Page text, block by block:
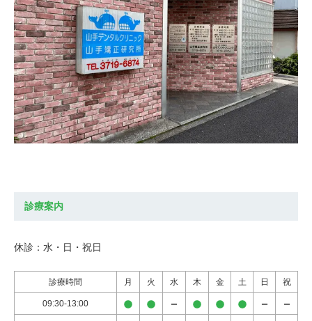
診療案内
診療時間 月 火 水 木 金 土 日 祝
09:30-13:00
休診：水・日・祝日